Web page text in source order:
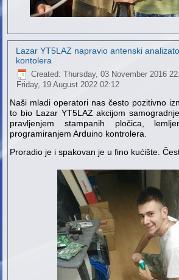
Lazar YT5LAZ napravio antenski
kontolera
Created: Thursday, 03 November 2016
Friday, 19 August 2022 02:12
Naši mladi operatori nas često pozitivno
to bio Lazar YT5LAZ akcijom
pravljenjem stampanih pločica,
programiranjem Arduino kontrolera.
Proradio je i spakovan je u fino kućište.